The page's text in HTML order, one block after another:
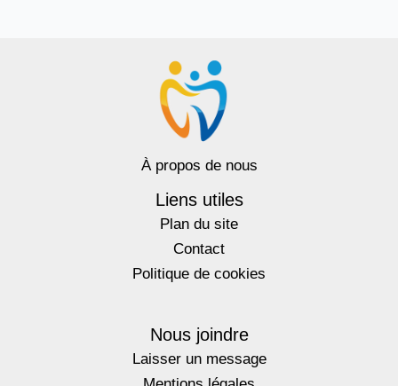
À propos de nous
Liens utiles
Plan du site
Contact
Politique de cookies
Nous joindre
Laisser un message